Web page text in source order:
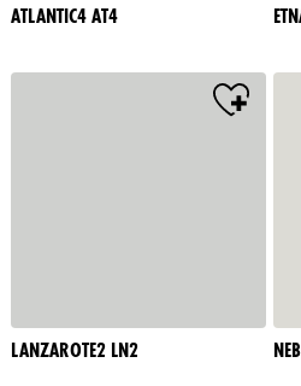
ATLANTIC4 AT4
LANZAROTE2 LN2